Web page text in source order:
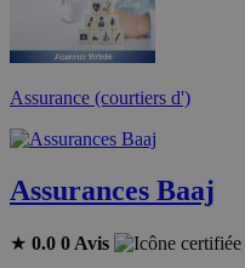
Assurance (courtiers d')
Assurances Baaj
★ 0.0 0 Avis